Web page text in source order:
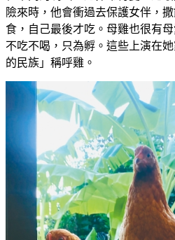
險來時，他會衝過去保護女伴，
食，自己最後才吃。母雞也很有
不吃不喝，只為孵。這些上演在
的民族」稱呼雞。